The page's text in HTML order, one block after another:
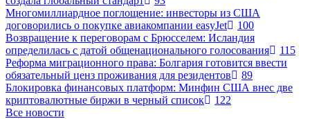
Многомиллиардное поглощение: инвесторы из США
договорились о покупке авиакомпании easyJet
100
Возвращение к переговорам с Брюсселем: Исландия
определилась с датой общенационального голосования
115
Реформа миграционного права: Болгария готовится ввести
обязательный ценз проживания для резидентов
89
Блокировка финансовых платформ: Минфин США внес две
криптовалютные биржи в черный список
122
Все новости